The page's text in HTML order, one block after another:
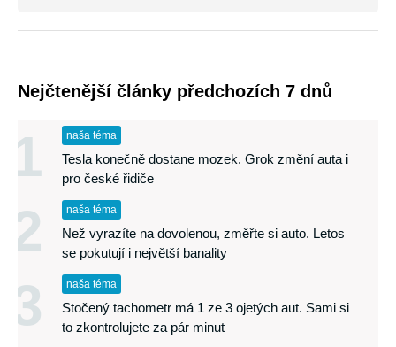
Nejčtenější články předchozích 7 dnů
1 naša téma
Tesla konečně dostane mozek. Grok změní auta i
pro české řidiče
2 naša téma
Než vyrazíte na dovolenou, změřte si auto. Letos
se pokutují i největší banality
3 naša téma
Stočený tachometr má 1 ze 3 ojetých aut. Sami si
to zkontrolujete za pár minut